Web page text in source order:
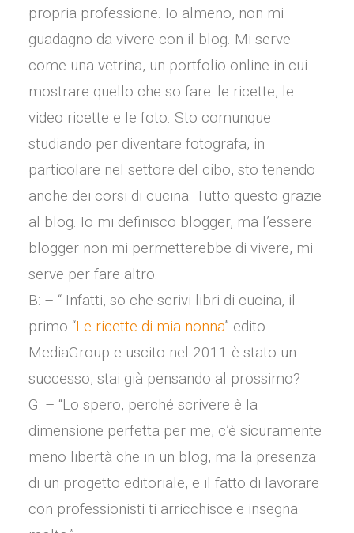
propria professione. Io almeno, non mi
guadagno da vivere con il blog. Mi serve
come una vetrina, un portfolio online in cui
mostrare quello che so fare: le ricette, le
video ricette e le foto. Sto comunque
studiando per diventare fotografa, in
particolare nel settore del cibo, sto tenendo
anche dei corsi di cucina. Tutto questo grazie
al blog. Io mi definisco blogger, ma l’essere
blogger non mi permetterebbe di vivere, mi
serve per fare altro.
B: – “ Infatti, so che scrivi libri di cucina, il
primo “Le ricette di mia nonna” edito
MediaGroup e uscito nel 2011 è stato un
successo, stai già pensando al prossimo?
G: – “Lo spero, perché scrivere è la
dimensione perfetta per me, c’è sicuramente
meno libertà che in un blog, ma la presenza
di un progetto editoriale, e il fatto di lavorare
con professionisti ti arricchisce e insegna